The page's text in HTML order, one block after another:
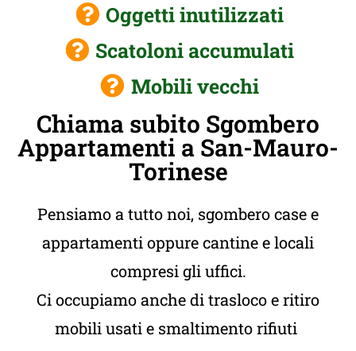
Oggetti inutilizzati
Scatoloni accumulati
Mobili vecchi
Chiama subito Sgombero
Appartamenti a San-Mauro-
Torinese
Pensiamo a tutto noi, sgombero case e
appartamenti oppure cantine e locali
compresi gli uffici.
Ci occupiamo anche di trasloco e ritiro
mobili usati e smaltimento rifiuti